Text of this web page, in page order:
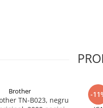
Brother
TN-B023, negru
-